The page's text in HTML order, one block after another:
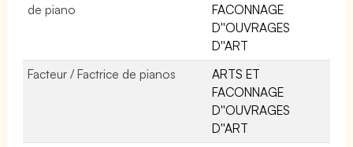
de piano
FACONNAGE
D''OUVRAGES
D''ART
Facteur / Factrice de pianos
ARTS ET
FACONNAGE
D''OUVRAGES
D''ART